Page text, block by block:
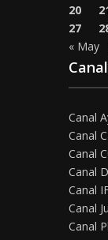
20
27
« May
Canal
Canal
Canal
Canal
Canal
Canal
Canal